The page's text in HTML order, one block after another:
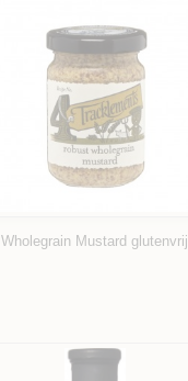
Mustard glutenvrij